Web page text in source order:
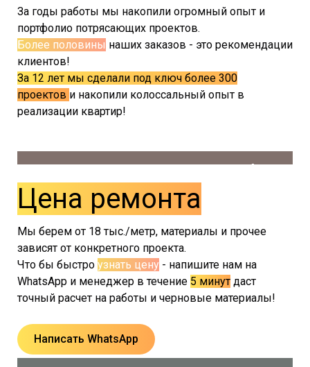
За годы работы мы накопили огромный опыт и
портфолио потрясающих проектов.
Более половины наших заказов - это рекомендации
клиентов!
За 12 лет мы сделали под ключ более 300
проектов и накопили колоссальный опыт в
реализации квартир!
Фото
Готовый ремонт в ЖК Стори
Цена ремонта
Мы берем от 18 тыс./метр, материалы и прочее
зависят от конкретного проекта.
Что бы быстро узнать цену - напишите нам на
WhatsApp и менеджер в течение 5 минут даст
точный расчет на работы и черновые материалы!
Написать WhatsApp